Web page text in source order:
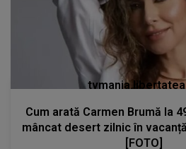
Cum arată Carmen Brumă la
mâncat desert zilnic în
[FOTO]